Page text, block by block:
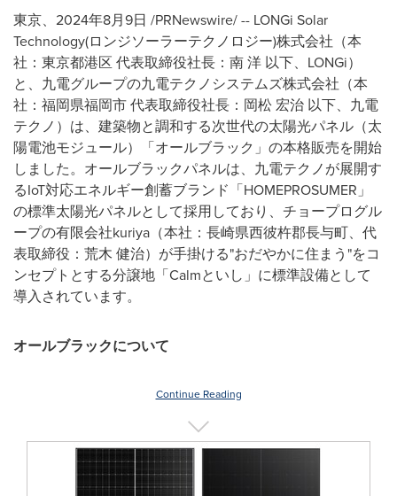
東京、2024年8月9日 /PRNewswire/ -- LONGi Solar
Technology(ロンジソーラーテクノロジー)株式会社（本
社：東京都港区 代表取締役社長：南 洋 以下、LONGi）
と、九電グループの九電テクノシステムズ株式会社（本
社：福岡県福岡市 代表取締役社長：岡松 宏治 以下、九電
テクノ）は、建築物と調和する次世代の太陽光パネル（太
陽電池モジュール）「オールブラック」の本格販売を開始
しました。オールブラックパネルは、九電テクノが展開す
るIoT対応エネルギー創蓄ブランド「HOMEPROSUMER」
の標準太陽光パネルとして採用しており、チョープログル
ープの有限会社kuriya（本社：長崎県西彼杵郡長与町、代
表取締役：荒木 健治）が手掛ける"おだやかに住まう"をコ
ンセプトとする分譲地「Calmといし」に標準設備として
導入されています。
オールブラックについて
Continue Reading